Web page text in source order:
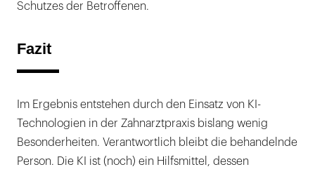
Schutzes der Betroffenen.
Fazit
Im Ergebnis entstehen durch den Einsatz von KI-
Technologien in der Zahnarztpraxis bislang wenig
Besonderheiten. Verantwortlich bleibt die behandelnde
Person. Die KI ist (noch) ein Hilfsmittel, dessen